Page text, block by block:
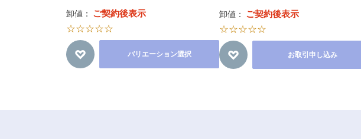
卸値： ご契約後表示
☆☆☆☆☆
バリエーション選択
卸値： ご契約後表示
☆☆☆☆☆
お取引申し込み